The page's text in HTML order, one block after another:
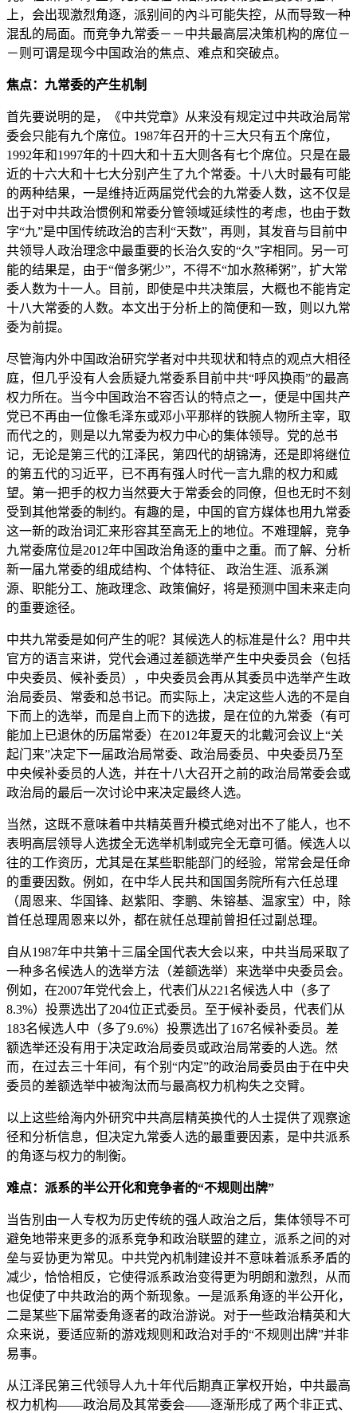
上，会出现激烈角逐，派别间的內斗可能失控，从而导致一种
混乱的局面。而竞争九常委－－中共最高层决策机构的席位－
－则可谓是现今中国政治的焦点、难点和突破点。
焦点：九常委的产生机制
首先要说明的是，《中共党章》从来没有规定过中共政治局常
委会只能有九个席位。1987年召开的十三大只有五个席位，
1992年和1997年的十四大和十五大则各有七个席位。只是在最
近的十六大和十七大分别产生了九个常委。十八大时最有可能
的两种结果，一是维持近两届党代会的九常委人数，这不仅是
出于对中共政治惯例和常委分管领域延续性的考虑，也由于数
字“九”是中国传统政治的吉利“天数”，再则，其发音与目前中
共领导人政治理念中最重要的长治久安的“久”字相同。另一可
能的结果是，由于“僧多粥少”，不得不“加水熬稀粥”，扩大常
委人数为十一人。目前，即使是中共决策层，大概也不能肯定
十八大常委的人数。本文出于分析上的简便和一致，则以九常
委为前提。
尽管海内外中国政治研究学者对中共现状和特点的观点大相径
庭，但几乎没有人会质疑九常委系目前中共“呼风换雨”的最高
权力所在。当今中国政治不容否认的特点之一，便是中国共产
党已不再由一位像毛泽东或邓小平那样的铁腕人物所主宰，取
而代之的，则是以九常委为权力中心的集体领导。党的总书
记，无论是第三代的江泽民，第四代的胡锦涛，还是即将继位
的第五代的习近平，已不再有强人时代一言九鼎的权力和威
望。第一把手的权力当然要大于常委会的同僚，但也无时不刻
受到其他常委的制约。有趣的是，中国的官方媒体也用九常委
这一新的政治词汇来形容其至高无上的地位。不难理解，竞争
九常委席位是2012年中国政治角逐的重中之重。而了解、分析
新一届九常委的组成结构、个体特征、 政治生涯、派系渊
源、职能分工、施政理念、政策偏好，将是预测中国未来走向
的重要途径。
中共九常委是如何产生的呢？其候选人的标准是什么？用中共
官方的语言来讲，党代会通过差额选举产生中央委员会（包括
中央委员、候补委员），中央委员会再从其委员中选举产生政
治局委员、常委和总书记。而实际上，决定这些人选的不是自
下而上的选举，而是自上而下的选拔，是在位的九常委（有可
能加上已退休的历届常委）在2012年夏天的北戴河会议上“关
起门来”决定下一届政治局常委、政治局委员、中央委员乃至
中央候补委员的人选，并在十八大召开之前的政治局常委会或
政治局的最后一次讨论中来决定最终人选。
当然，这既不意味着中共精英晋升模式绝对出不了能人，也不
表明高层领导人选拔全无选举机制或完全无章可循。候选人以
往的工作资历，尤其是在某些职能部门的经验，常常会是任命
的重要因数。例如，在中华人民共和国国务院所有六任总理
（周恩来、华国锋、赵紫阳、李鹏、朱镕基、温家宝）中，除
首任总理周恩来以外，都在就任总理前曾担任过副总理。
自从1987年中共第十三届全国代表大会以来，中共当局采取了
一种多名候选人的选举方法（差额选举）来选举中央委员会。
例如，在2007年党代会上，代表们从221名候选人中（多了
8.3%）投票选出了204位正式委员。至于候补委员，代表们从
183名候选人中（多了9.6%）投票选出了167名候补委员。差
额选举还没有用于决定政治局委员或政治局常委的人选。然
而，在过去三十年间，有个别“内定”的政治局委员由于在中央
委员的差额选举中被淘汰而与最高权力机构失之交臂。
以上这些给海内外研究中共高层精英换代的人士提供了观察途
径和分析信息，但决定九常委人选的最重要因素，是中共派系
的角逐与权力的制衡。
难点：派系的半公开化和竞争者的“不规则出牌”
当告別由一人专权为历史传统的强人政治之后，集体领导不可
避免地带来更多的派系竞争和政治联盟的建立，派系之间的对
垒与妥协更为常见。中共党內机制建设并不意味着派系矛盾的
减少，恰恰相反，它使得派系政治变得更为明朗和激烈，从而
也促使了中共政治的两个新现象。一是派系角逐的半公开化，
二是某些下届常委角逐者的政治游说。对于一些政治精英和大
众来说，要适应新的游戏规则和政治对手的“不规则出牌”并非
易事。
从江泽民第三代领导人九十年代后期真正掌权开始，中共最高
权力机构——政治局及其常委会——逐渐形成了两个非正式、